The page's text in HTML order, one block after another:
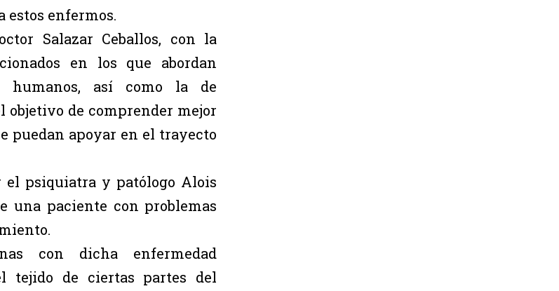
estos enfermos.
Salazar Ceballos, con la
en los que abordan
humanos, así como la de
objetivo de comprender mejor
puedan apoyar en el trayecto
el psiquiatra y patólogo Alois
una paciente con problemas
con dicha enfermedad
tejido de ciertas partes del